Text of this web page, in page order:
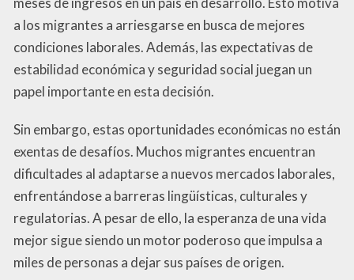
a los migrantes a arriesgarse en busca de mejores
condiciones laborales. Además, las expectativas de
estabilidad económica y seguridad social juegan un
papel importante en esta decisión.
Sin embargo, estas oportunidades económicas no están
exentas de desafíos. Muchos migrantes encuentran
dificultades al adaptarse a nuevos mercados laborales,
enfrentándose a barreras lingüísticas, culturales y
regulatorias. A pesar de ello, la esperanza de una vida
mejor sigue siendo un motor poderoso que impulsa a
miles de personas a dejar sus países de origen.